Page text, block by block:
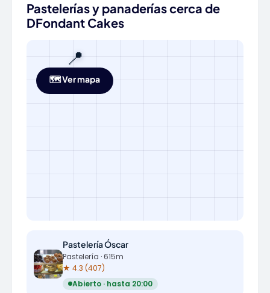
Pastelerías y panaderías cerca de
DFondant Cakes
📍
🗺️ Ver mapa
Pastelería Óscar
Pastelería · 615m
★ 4.3 (407)
Abierto · hasta 20:00